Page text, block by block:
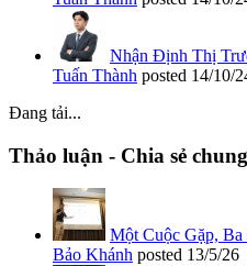
Nhận Định Thị
Tuấn Thành posted 14/10/
Đang tải...
Thảo luận - Chia sẻ chung
Một Cuộc Gặp,
Bảo Khánh posted 13/5/26